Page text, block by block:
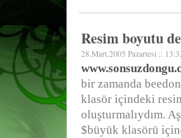
Resim boyutu
28.Mart.2005 Pazartesi ::
bir zamanda
klasör içindeki
oluşturmalıydım.
$büyük klasörü